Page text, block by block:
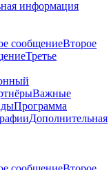
информация
сообщениеВторое
Третье
Важные
Программа
Дополнительная